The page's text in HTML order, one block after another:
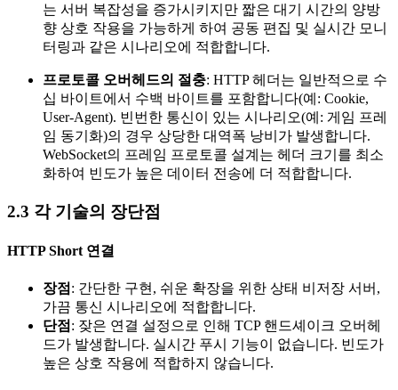
는 서버 복잡성을 증가시키지만 짧은 대기 시간의 양방
향 상호 작용을 가능하게 하여 공동 편집 및 실시간 모니
터링과 같은 시나리오에 적합합니다.
프로토콜 오버헤드의 절충: HTTP 헤더는 일반적으로 수
십 바이트에서 수백 바이트를 포함합니다(예: Cookie,
User-Agent). 빈번한 통신이 있는 시나리오(예: 게임 프레
임 동기화)의 경우 상당한 대역폭 낭비가 발생합니다.
WebSocket의 프레임 프로토콜 설계는 헤더 크기를 최소
화하여 빈도가 높은 데이터 전송에 더 적합합니다.
2.3 각 기술의 장단점
HTTP Short 연결
장점 : 간단한 구현, 쉬운 확장을 위한 상태 비저장 서버,
가끔 통신 시나리오에 적합합니다.
단점 : 잦은 연결 설정으로 인해 TCP 핸드셰이크 오버헤
드가 발생합니다. 실시간 푸시 기능이 없습니다. 빈도가
높은 상호 작용에 적합하지 않습니다.